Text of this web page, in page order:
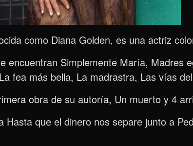
como Diana Golden, es una actriz
encuentran Simplemente María, Madres
fea más bella, La madrastra, Las vías
obra de su autoría, Un muerto y 4
Hasta que el dinero nos separe junto a